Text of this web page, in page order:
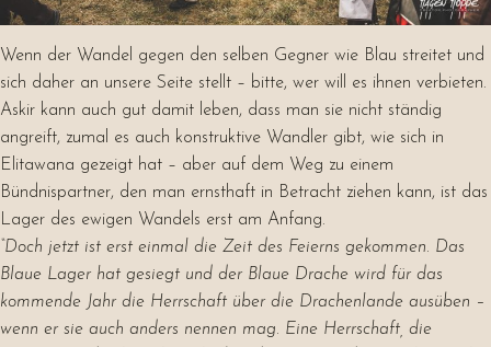
Wenn der Wandel gegen den selben Gegner wie Blau streitet und
sich daher an unsere Seite stellt – bitte, wer will es ihnen verbieten.
Askir kann auch gut damit leben, dass man sie nicht ständig
angreift, zumal es auch konstruktive Wandler gibt, wie sich in
Elitawana gezeigt hat – aber auf dem Weg zu einem
Bündnispartner, den man ernsthaft in Betracht ziehen kann, ist das
Lager des ewigen Wandels erst am Anfang.
“Doch jetzt ist erst einmal die Zeit des Feierns gekommen. Das
Blaue Lager hat gesiegt und der Blaue Drache wird für das
kommende Jahr die Herrschaft über die Drachenlande ausüben –
wenn er sie auch anders nennen mag. Eine Herrschaft, die